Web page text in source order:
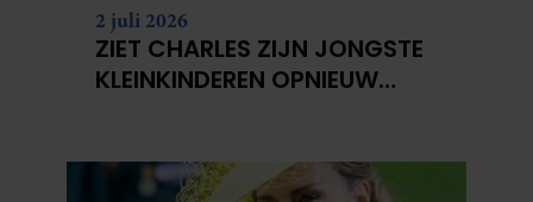
2 juli 2026
ZIET CHARLES ZIJN JONGSTE
KLEINKINDEREN OPNIEUW